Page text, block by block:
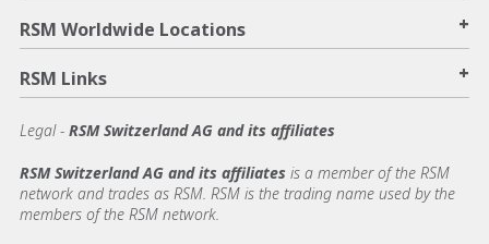
RSM Worldwide Locations +
RSM Links +
Legal - RSM Switzerland AG and its affiliates
RSM Switzerland AG and its affiliates is a member of the RSM
network and trades as RSM. RSM is the trading name used by the
members of the RSM network.